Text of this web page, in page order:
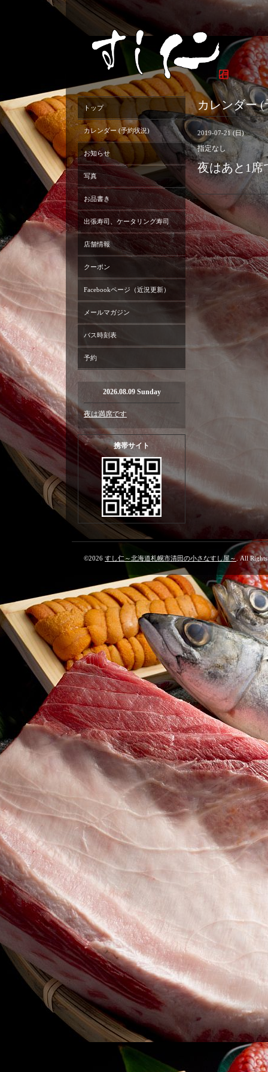
カレンダー
2019-07-21 (日)
指定なし
夜はあと1席
トップ
カレンダー (予約状況)
お知らせ
写真
お品書き
出張寿司、ケータリング寿司
店舗情報
クーポン
Facebookページ（近況更新）
メールマガジン
バス時刻表
予約
2026.08.09 Sunday
夜は満席です
携帯サイト
©2026 すし仁～北海道札幌市清田の小さなすし屋～ . All